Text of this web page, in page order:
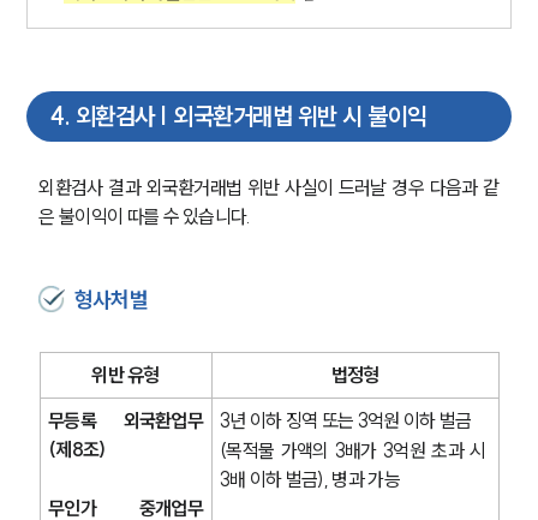
소식/자료
언론보도
공지사항
법률 블로그
대륜법률상담예약
대륜법률상담예약
4. 외환검사 | 외국환거래법 위반 시 불이익
외환검사 결과 외국환거래법 위반 사실이 드러날 경우 다음과 같
은 불이익이 따를 수 있습니다.
형사처벌
위반 유형
법정형
무등록 외국환업무
(제8조)
무인가 중개업무
3년 이하 징역 또는 3억원 이하 벌금
(목적물 가액의 3배가 3억원 초과 시
3배 이하 벌금), 병과 가능